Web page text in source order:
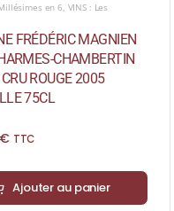
en 6, VINS : Les
FRÉDÉRIC MAGNIEN
CHAMBERTIN
ROUGE 2005
75CL
€ TTC
Ajouter au panier